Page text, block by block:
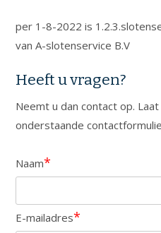
per 1-8-2022 is
van A-slotenservice B.V
Heeft u vragen?
Neemt u dan contact op.
onderstaande
Naam*
E-mailadres*